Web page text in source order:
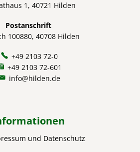
1, 40721 Hilden
Postanschrift
100880, 40708 Hilden
+49 2103 72-0
+49 2103 72-601
info@hilden.de
und Datenschutz